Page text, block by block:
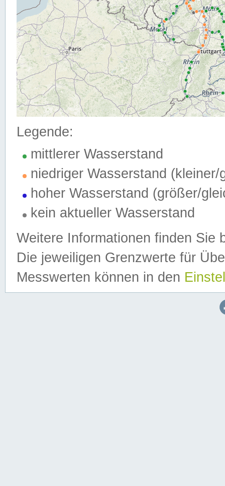
Legende:
mittlerer Wasserstand
niedriger Wasserstand (kleiner/
hoher Wasserstand (größer/
kein aktueller Wasserstand
Weitere Informationen finden Sie
Die jeweiligen Grenzwerte für
Messwerten können in den